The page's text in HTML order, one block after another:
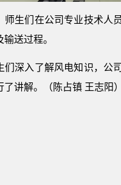
师生们 在公司专业技术人
送过程。
们深入了解风电知识，公
了讲解。（陈占镇 王志阳